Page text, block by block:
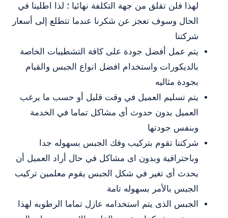
لهذا فلن تقلق من جهة التكلفة نهائيا ؛ لذا اطلينا في
الحال وسوف تعجز عن شكرنا عندما تتطلع إلى أسعار
شركتنا
يتم عمل أفضل جودة على كافة التشطيبات الخاصة
بالديكورات واستخدام افضل انواع الجبس والقيام
بجودة مثاليه
يتم تسليم العميل في وقت قليل أو حسب ما يرغب
العميل بدون حدوث أى مشاكل تماما في الخدمة
وبنفس جودتها
شركتنا تقوم بتركيب وفك الجبس بسهوله جدا
وباحترافية وبدون اى مشاكل في حال أراد العميل أن
يحدث أى تغير في شكل الجبس يقوم معلمين تركيب
الجبس بالأمر بسهوله تامة
الجبس الذى يتم استخدامه عازل تماما الرطوبه لهذا